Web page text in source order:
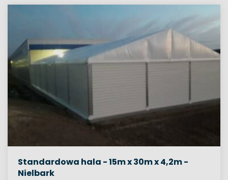
Standardowa hala - 15m x 30m x 4,2m -
Nielbark